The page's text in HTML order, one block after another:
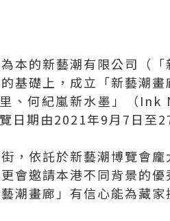
本的新藝潮有限公司（
礎上，成立「新藝潮畫
、何紀嵐新水墨」（
期由2021年9月7日至
，依託於新藝潮博覽會
會邀請本港不同背景的
潮畫廊」有信心能為藏